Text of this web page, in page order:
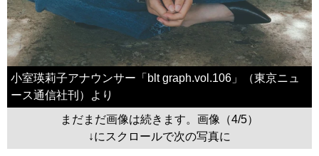
小室瑛莉子アナウンサー「blt graph.vol.106」（東京ニュ
ース通信社刊）より
まだまだ画像は続きます。画像（4/5）
↓にスクロールで次の写真に